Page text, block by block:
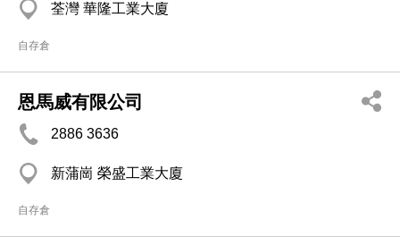
荃灣 華隆工業大廈
自存倉
恩馬威有限公司
2886 3636
新蒲崗 榮盛工業大廈
自存倉